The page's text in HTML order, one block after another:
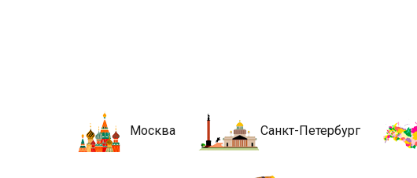
Новости
Москва Санкт-Петербург